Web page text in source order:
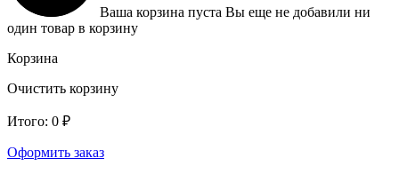
Ваша корзина пуста Вы еще не добавили ни
один товар в корзину
Корзина
Очистить корзину
Итого: 0 ₽
Оформить заказ